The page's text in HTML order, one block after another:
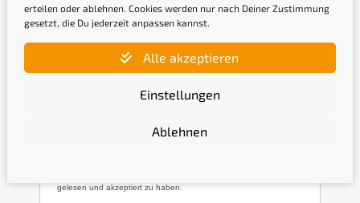
Newsletter
gelesen und akzeptiert zu haben.
erteilen oder ablehnen. Cookies werden nur nach Deiner Zustimmung
gesetzt, die Du jederzeit anpassen kannst.
Alle akzeptieren
Einstellungen
Ablehnen